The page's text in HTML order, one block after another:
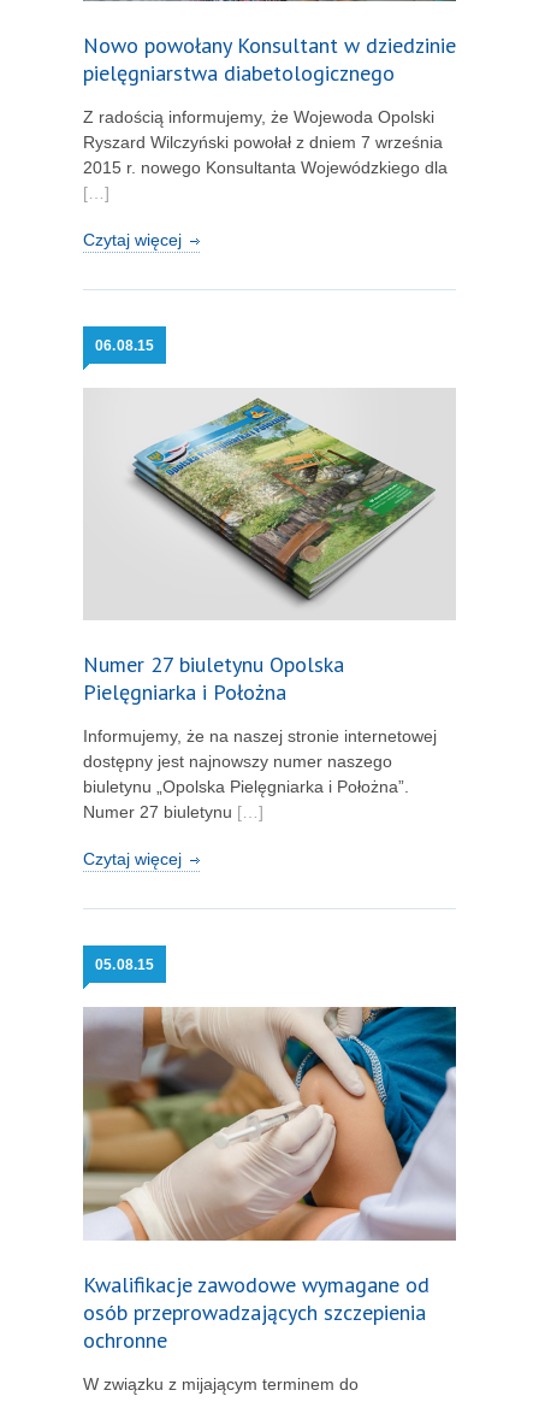
Nowo powołany Konsultant w dziedzinie
pielęgniarstwa diabetologicznego
Z radością informujemy, że Wojewoda Opolski
Ryszard Wilczyński powołał z dniem 7 września
2015 r. nowego Konsultanta Wojewódzkiego dla
[…]
Czytaj więcej
06.08.15
Numer 27 biuletynu Opolska
Pielęgniarka i Położna
Informujemy, że na naszej stronie internetowej
dostępny jest najnowszy numer naszego
biuletynu „Opolska Pielęgniarka i Położna”.
Numer 27 biuletynu […]
Czytaj więcej
05.08.15
Kwalifikacje zawodowe wymagane od
osób przeprowadzających szczepienia
ochronne
W związku z mijającym terminem do